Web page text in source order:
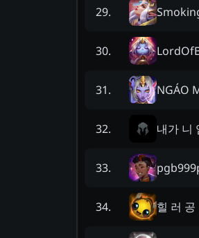
29.
30.
31. NGÁO
32. 내가 니
33.
34. 힐 러 공